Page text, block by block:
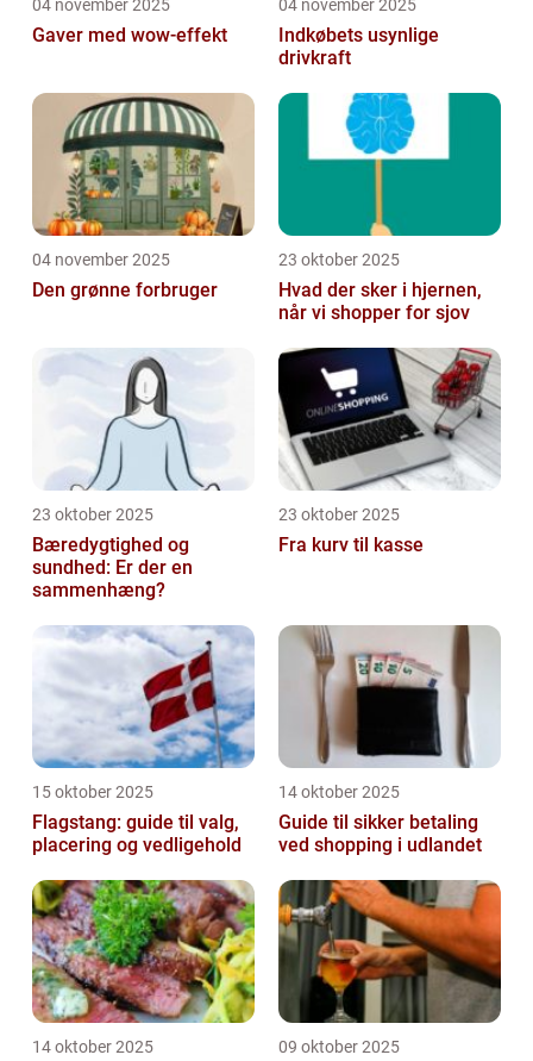
04 november 2025
Gaver med wow-effekt
04 november 2025
Indkøbets usynlige
drivkraft
04 november 2025
Den grønne forbruger
23 oktober 2025
Hvad der sker i hjernen,
når vi shopper for sjov
23 oktober 2025
Bæredygtighed og
sundhed: Er der en
sammenhæng?
23 oktober 2025
Fra kurv til kasse
15 oktober 2025
Flagstang: guide til valg,
placering og vedligehold
14 oktober 2025
Guide til sikker betaling
ved shopping i udlandet
14 oktober 2025 09 oktober 2025